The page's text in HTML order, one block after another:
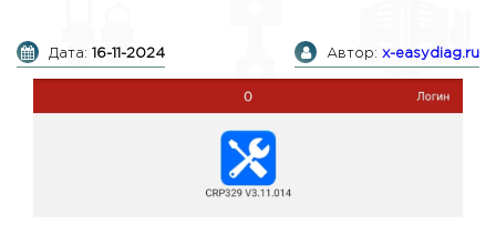
Дата: 16-11-2024 Автор: x-easydiag.ru